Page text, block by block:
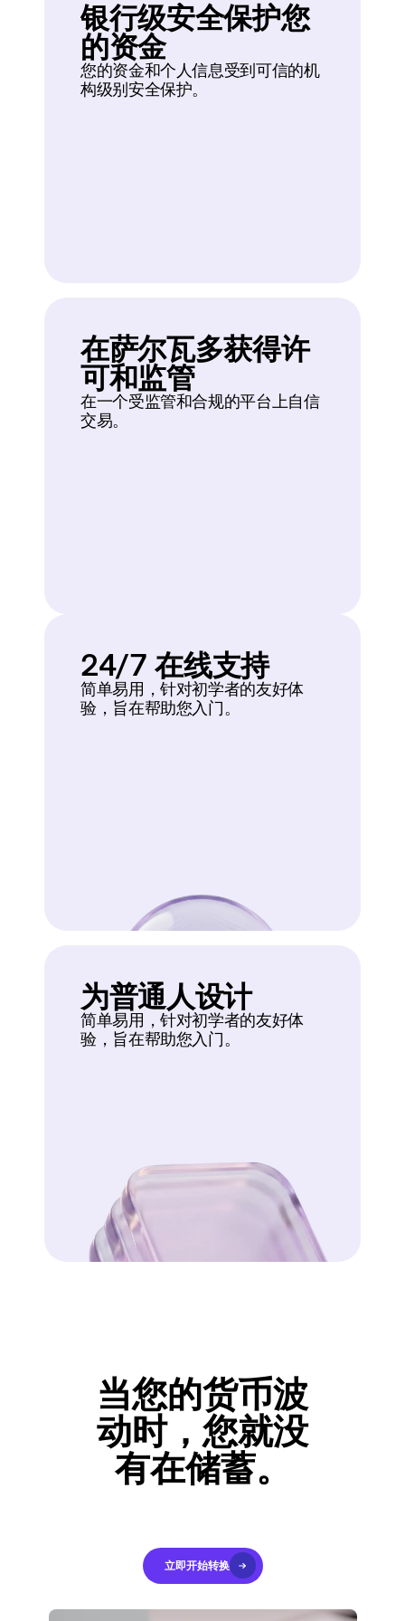
银行级安全保护您
的资金
您的资金和个人信息受到可信的机
构级别安全保护。
在萨尔瓦多获得许
可和监管
在一个受监管和合规的平台上自信
交易。
24/7 在线支持
简单易用，针对初学者的友好体
验，旨在帮助您入门。
为普通人设计
简单易用，针对初学者的友好体
验，旨在帮助您入门。
当您的货币波
动时，您就没
有在储蓄。
立即开始转换